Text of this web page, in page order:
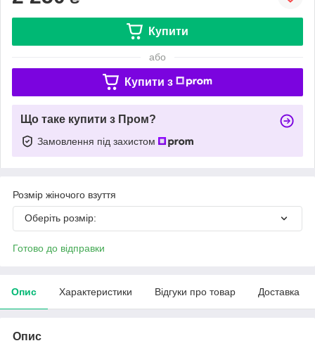
Купити
або
Купити з
Що таке купити з Пром?
Замовлення під захистом
Розмір жіночого взуття
Оберіть розмір:
Готово до відправки
Опис Характеристики Відгуки про товар Доставка
Опис